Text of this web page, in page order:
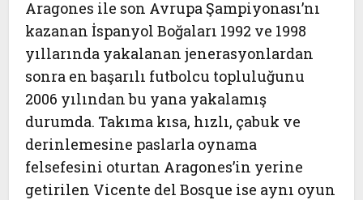
Aragones ile son Avrupa Şampiyonası’nı
kazanan İspanyol Boğaları 1992 ve 1998
yıllarında yakalanan jenerasyonlardan
sonra en başarılı futbolcu topluluğunu
2006 yılından bu yana yakalamış
durumda. Takıma kısa, hızlı, çabuk ve
derinlemesine paslarla oynama
felsefesini oturtan Aragones’in yerine
getirilen Vicente del Bosque ise aynı oyun